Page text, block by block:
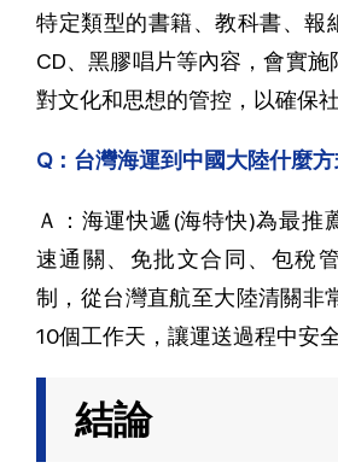
特定類型的書籍、教科書、報
CD、黑膠唱片等內容，會實
對文化和思想的管控，以確保
Q：台灣海運到中國大陸什麼
Ａ：海運快遞(海特快)為最推
速通關、免批文合同、包稅
制，從台灣直航至大陸清關非
10個工作天，讓運送過程中安全
結論